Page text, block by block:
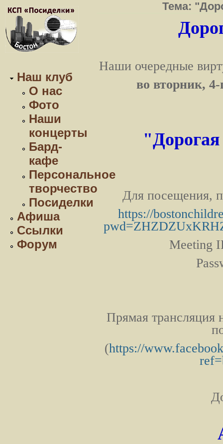
Наш клуб
О нас
Фото
Наши
концерты
Бард-
кафе
Персональное
творчество
Посиделки
Афиша
Ссылки
Форум
Тема:
Наши очередные
во вторник,
"
Для посещения,
https://
Meeting
Прямая трансляция
(https://